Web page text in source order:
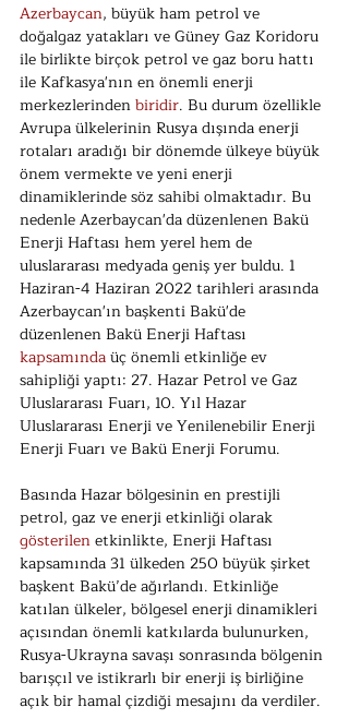
Azerbaycan, büyük ham petrol ve
doğalgaz yatakları ve Güney Gaz Koridoru
ile birlikte birçok petrol ve gaz boru hattı
ile Kafkasya'nın en önemli enerji
merkezlerinden biridir. Bu durum özellikle
Avrupa ülkelerinin Rusya dışında enerji
rotaları aradığı bir dönemde ülkeye büyük
önem vermekte ve yeni enerji
dinamiklerinde söz sahibi olmaktadır. Bu
nedenle Azerbaycan'da düzenlenen Bakü
Enerji Haftası hem yerel hem de
uluslararası medyada geniş yer buldu. 1
Haziran-4 Haziran 2022 tarihleri arasında
Azerbaycan'ın başkenti Bakü'de
düzenlenen Bakü Enerji Haftası
kapsamında üç önemli etkinliğe ev
sahipliği yaptı: 27. Hazar Petrol ve Gaz
Uluslararası Fuarı, 10. Yıl Hazar
Uluslararası Enerji ve Yenilenebilir Enerji
Enerji Fuarı ve Bakü Enerji Forumu.
Basında Hazar bölgesinin en prestijli
petrol, gaz ve enerji etkinliği olarak
gösterilen etkinlikte, Enerji Haftası
kapsamında 31 ülkeden 250 büyük şirket
başkent Bakü’de ağırlandı. Etkinliğe
katılan ülkeler, bölgesel enerji dinamikleri
açısından önemli katkılarda bulunurken,
Rusya-Ukrayna savaşı sonrasında bölgenin
barışçıl ve istikrarlı bir enerji iş birliğine
açık bir hamal çizdiği mesajını da verdiler.